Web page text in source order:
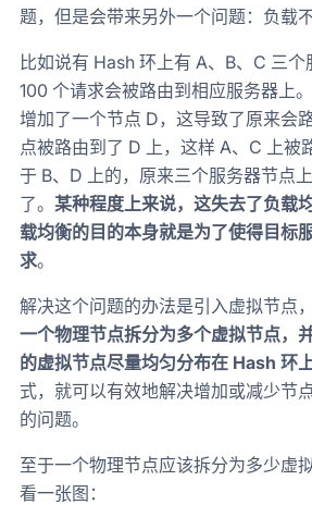
题，但是会带来另外一个问题：负载不
比如说有 Hash 环上有 A、B、C 三
100 个请求会被路由到相应服务器上
增加了一个节点 D，这导致了原来会
点被路由到了 D 上，这样 A、C 上被
于 B、D 上的，原来三个服务器节点
了。 某种程度上来说，这失去了负载
载均衡的目的本身就是为了使得目标
求。
解决这个问题的办法是引入虚拟节点
一个物理节点拆分为多个虚拟节点，
的虚拟节点尽量均匀分布在 Hash 环
式，就可以有效地解决增加或减少节
的问题。
至于一个物理节点应该拆分为多少虚
看一张图：